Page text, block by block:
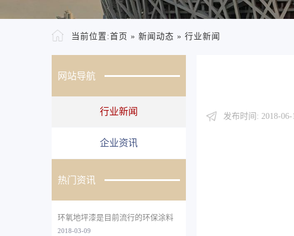
当前位置:首页 » 新闻动态 » 行业新闻
网站导航
行业新闻
企业资讯
热门资讯
环氧地坪漆是目前流行的环保涂料
2018-03-09
发布时间: 2018-06-